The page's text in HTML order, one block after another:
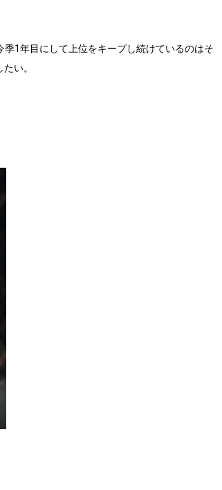
1年目にして上位をキープし続けているのはそ
い。